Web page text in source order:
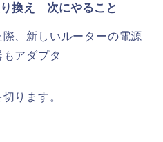
換え 次にやること
、新しいルーターの電源
アダプタ
ります。